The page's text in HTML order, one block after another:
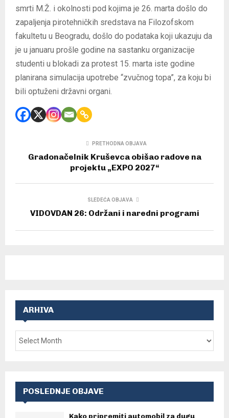
smrti M.Ž. i okolnosti pod kojima je 26. marta došlo do
zapaljenja pirotehničkih sredstava na Filozofskom
fakultetu u Beogradu, došlo do podataka koji ukazuju da
je u januaru prošle godine na sastanku organizacije
studenti u blokadi za protest 15. marta iste godine
planirana simulacija upotrebe “zvučnog topa”, za koju bi
bili optuženi državni organi.
PRETHODNA OBJAVA
Gradonačelnik Kruševca obišao radove na
projektu „EXPO 2027“
SLEDEĆA OBJAVA
VIDOVDAN 26: Održani i naredni programi
ARHIVA
POSLEDNJE OBJAVE
Kako pripremiti automobil za dugu